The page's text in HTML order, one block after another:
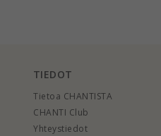
TIEDOT
Tietoa CHANTISTA
CHANTI Club
Yhteystiedot